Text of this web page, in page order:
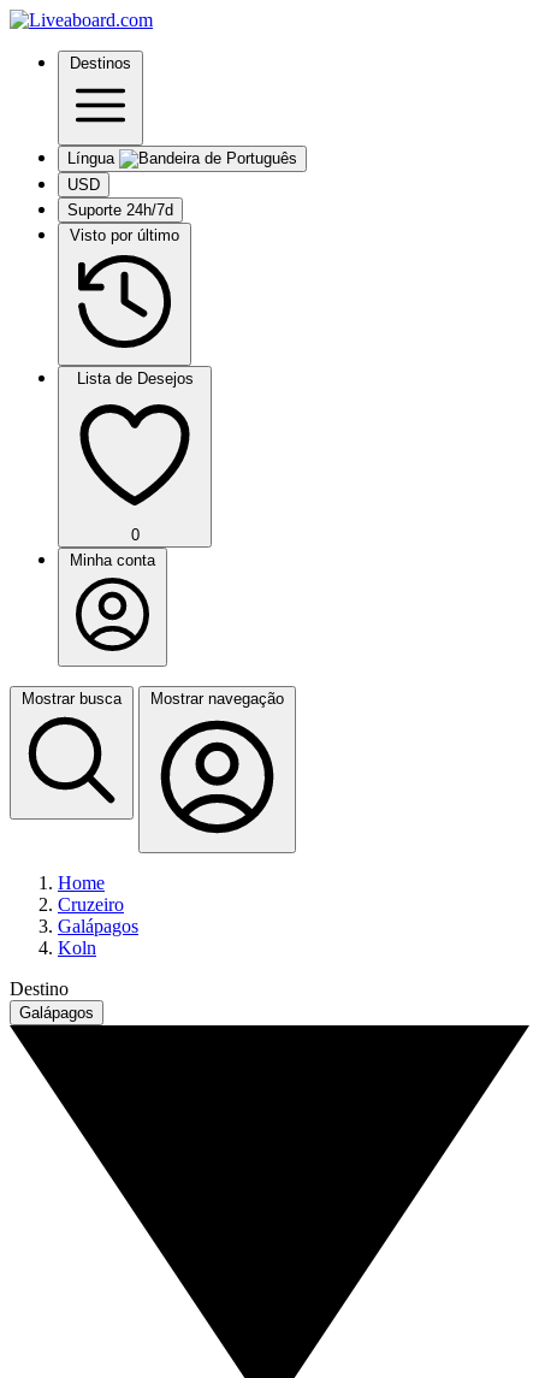
Destinos
Língua
USD
Suporte 24h/7d
Visto por último
Lista de Desejos
0
Minha conta
Mostrar busca Mostrar navegação
Home
Cruzeiro
Galápagos
Koln
Destino
Galápagos